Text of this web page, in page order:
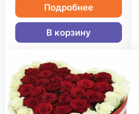
Подробнее
В корзину